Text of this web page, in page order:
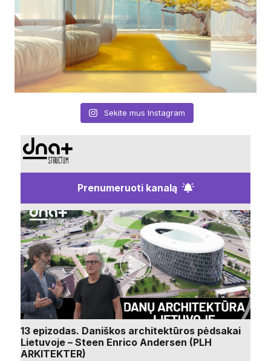
Sekite mus Instagram
Prenumeruoti kanalą
13 epizodas. Daniškos architektūros pėdsakai
Lietuvoje – Steen Enrico Andersen (PLH
ARKITEKTER)